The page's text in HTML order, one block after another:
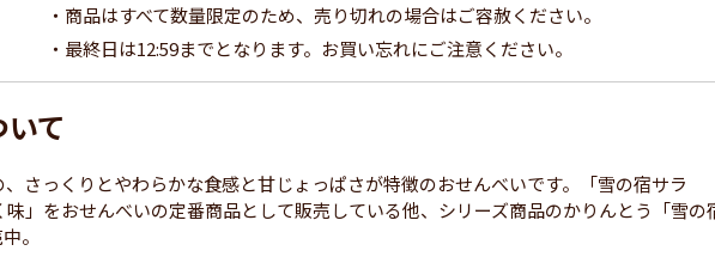
・商品はすべて数量限定のため、売り切れの場合はご容赦ください。
・最終日は12:59までとなります。お買い忘れにご注意ください。
いて
、さっくりとやわらかな食感と甘じょっぱさが特徴のおせんべいです。「雪の宿サラ
」をおせんべいの定番商品として販売している他、シリーズ商品のかりんとう「雪の
。